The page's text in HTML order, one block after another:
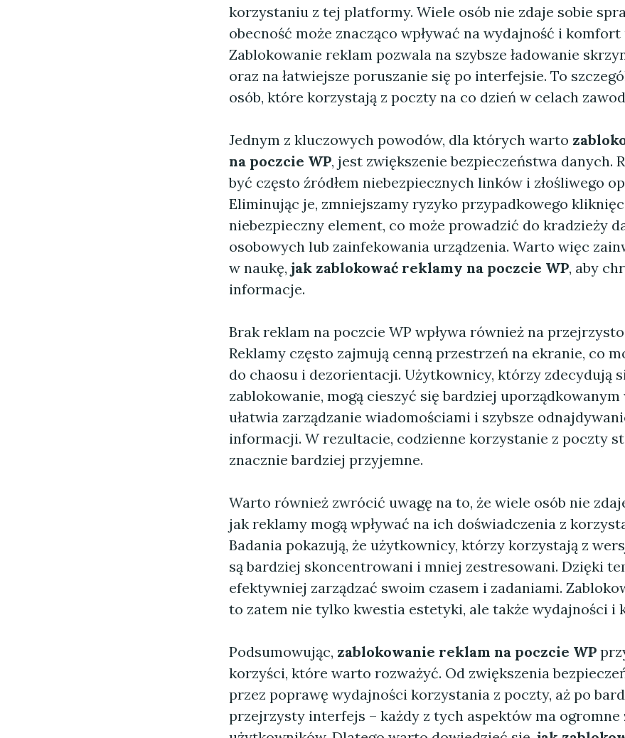
korzystaniu z tej platformy. Wiele osób nie zdaje sobie
obecność może znacząco wpływać na wydajność i
Zablokowanie reklam pozwala na szybsze ładowanie
oraz na łatwiejsze poruszanie się po interfejsie. To
osób, które korzystają z poczty na co dzień w celach
Jednym z kluczowych powodów, dla których warto
na poczcie WP, jest zwiększenie bezpieczeństwa danych.
być często źródłem niebezpiecznych linków i złośliwego
Eliminując je, zmniejszamy ryzyko przypadkowego
niebezpieczny element, co może prowadzić do kradzieży
osobowych lub zainfekowania urządzenia. Warto więc
w naukę, jak zablokować reklamy na poczcie WP, aby
informacje.
Brak reklam na poczcie WP wpływa również na
Reklamy często zajmują cenną przestrzeń na ekranie, co
do chaosu i dezorientacji. Użytkownicy, którzy zdecydują
zablokowanie, mogą cieszyć się bardziej
ułatwia zarządzanie wiadomościami i szybsze
informacji. W rezultacie, codzienne korzystanie z poczty
znacznie bardziej przyjemne.
Warto również zwrócić uwagę na to, że wiele osób nie
jak reklamy mogą wpływać na ich doświadczenia z
Badania pokazują, że użytkownicy, którzy korzystają z
są bardziej skoncentrowani i mniej zestresowani. Dzięki
efektywniej zarządzać swoim czasem i zadaniami.
to zatem nie tylko kwestia estetyki, ale także wydajności i
Podsumowując, zablokowanie reklam na poczcie WP
korzyści, które warto rozważyć. Od zwiększenia
przez poprawę wydajności korzystania z poczty, aż po
przejrzysty interfejs – każdy z tych aspektów ma ogromne